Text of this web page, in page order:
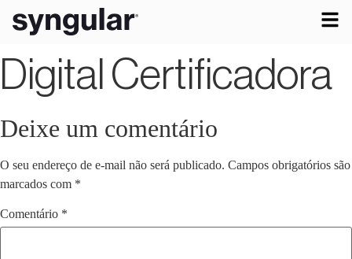
Digital Certificadora
Deixe um comentário
O seu endereço de e-mail não será publicado. Campos obrigatórios são
marcados com *
Comentário *